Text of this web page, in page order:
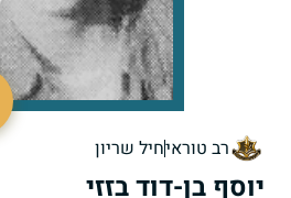
רב טוראיחיל שריון
יוסף בן-דוד בזזי